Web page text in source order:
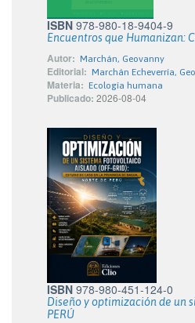
ISBN 978-980-18-9404-9
Encuentros que Humanizan:
Autor: Marchán, Geovanny
Editorial: Marchán Echeverría,
Materia: Ecología humana
Publicado: 2026-08-04
ISBN 978-980-451-124-0
Diseño y optimización de un
PERÚ